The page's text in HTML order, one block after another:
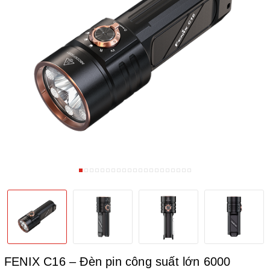
FENIX C16 – Đèn pin công suất lớn 6000